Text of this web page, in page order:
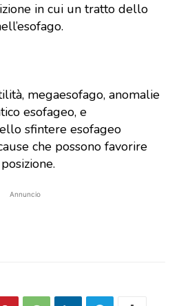
in cui un tratto dello
megaesofago, anomalie
esofageo, e
sfintere esofageo
che possono favorire
Annuncio